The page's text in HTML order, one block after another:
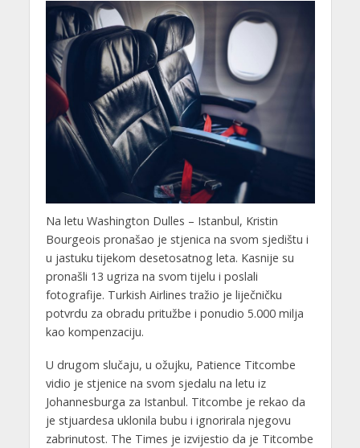
Na letu Washington Dulles – Istanbul, Kristin
Bourgeois pronašao je stjenica na svom sjedištu i
u jastuku tijekom desetosatnog leta. Kasnije su
pronašli 13 ugriza na svom tijelu i poslali
fotografije. Turkish Airlines tražio je liječničku
potvrdu za obradu pritužbe i ponudio 5.000 milja
kao kompenzaciju.
U drugom slučaju, u ožujku, Patience Titcombe
vidio je stjenice na svom sjedalu na letu iz
Johannesburga za Istanbul. Titcombe je rekao da
je stjuardesa uklonila bubu i ignorirala njegovu
zabrinutost. The Times je izvijestio da je Titcombe